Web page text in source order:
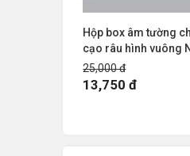
Hộp box âm tường
cạo râu hình vuông
25,000 đ
13,750 đ